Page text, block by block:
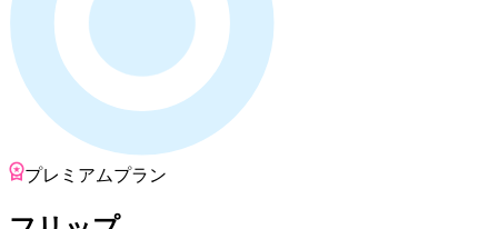
プレミアムプラン